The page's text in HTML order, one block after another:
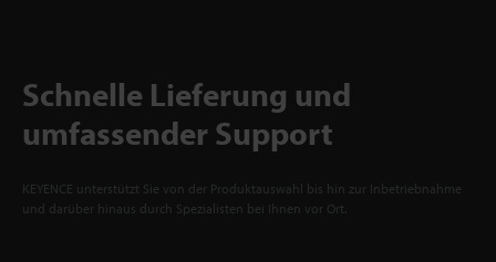
Schnelle Lieferung und
umfassender Support
KEYENCE unterstützt Sie von der Produktauswahl bis hin zur Inbetriebnahme
und darüber hinaus durch Spezialisten bei Ihnen vor Ort.